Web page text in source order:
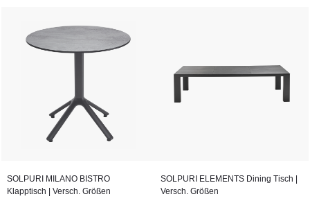
SOLPURI MILANO BISTRO
Klapptisch | Versch. Größen
SOLPURI ELEMENTS Dining Tisch |
Versch. Größen